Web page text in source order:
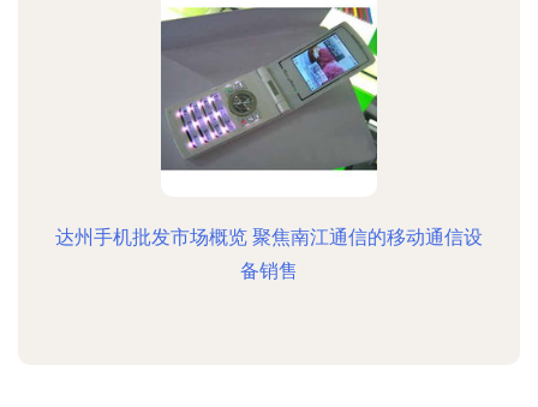
达州手机批发市场概览 聚焦南江通信的移动通信设
备销售